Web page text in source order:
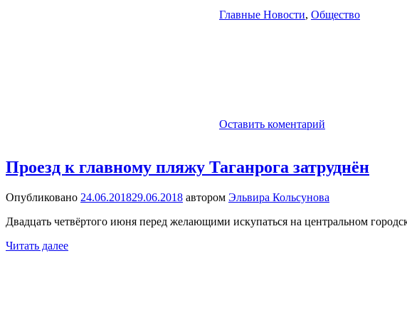
Главные Новости, Общество
Оставить коментарий
Проезд к главному пляжу Таганрога затруднён
Опубликовано 24.06.201829.06.2018 автором Эльвира Кольсунова
Двадцать четвёртого июня перед желающими искупаться на центральном
Читать далее